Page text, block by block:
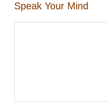
Speak Your Mind